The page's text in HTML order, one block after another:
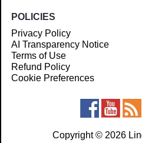
POLICIES
Privacy Policy
AI Transparency Notice
Terms of Use
Refund Policy
Cookie Preferences
Copyright © 2026